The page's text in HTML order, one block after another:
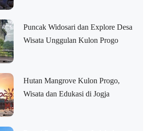
Puncak Widosari dan Explore Desa
Wisata Unggulan Kulon Progo
Hutan Mangrove Kulon Progo,
Wisata dan Edukasi di Jogja